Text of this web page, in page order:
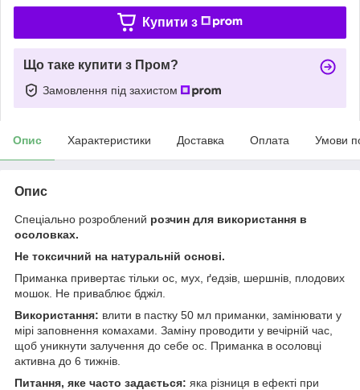
Купити з
Що таке купити з Пром?
Замовлення під захистом
Опис Характеристики Доставка Оплата Умови
Опис
Спеціально розроблений розчин для використання в
осоловках.
Не токсичний на натуральній основі.
Приманка привертає тільки ос, мух, ґедзів, шершнів, плодових
мошок. Не приваблює бджіл.
Використання: влити в пастку 50 мл приманки, замінювати у
мірі заповнення комахами. Заміну проводити у вечірній час,
щоб уникнути залучення до себе ос. Приманка в осоловці
активна до 6 тижнів.
Питання, яке часто задається: яка різниця в ефекті при